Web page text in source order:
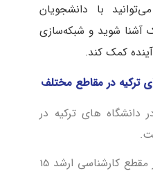
با دانشجویان
آشنا شوید و شبکه‌سازی
کمک کند.
ترکیه در مقاطع مختلف
های ترکیه در
شرط معدل برای پذیرش در مقطع کارشناسی ارشد 15